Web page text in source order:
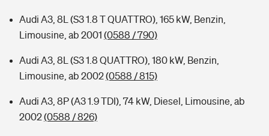
Audi A3, 8L (S3 1.8 T QUATTRO), 165 kW, Benzin,
Limousine, ab 2001 (0588 / 790)
Audi A3, 8L (S3 1.8 QUATTRO), 180 kW, Benzin,
Limousine, ab 2002(0588 / 815)
Audi A3, 8P (A3 1.9 TDI), 74 kW, Diesel, Limousine, ab
2002(0588 / 826)